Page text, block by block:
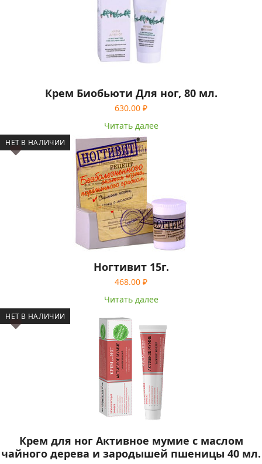
Крем Биобьюти Для ног, 80 мл.
630.00 ₽
Читать далее
НЕТ В НАЛИЧИИ
Ногтивит 15г.
468.00 ₽
Читать далее
НЕТ В НАЛИЧИИ
Крем для ног Активное мумие с маслом
чайного дерева и зародышей пшеницы 40 мл.